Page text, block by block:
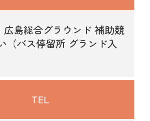
広島総合グラウンド 補助競
（バス停留所 グランド入
TEL